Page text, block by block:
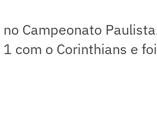
Campeonato
com o Corinthians e